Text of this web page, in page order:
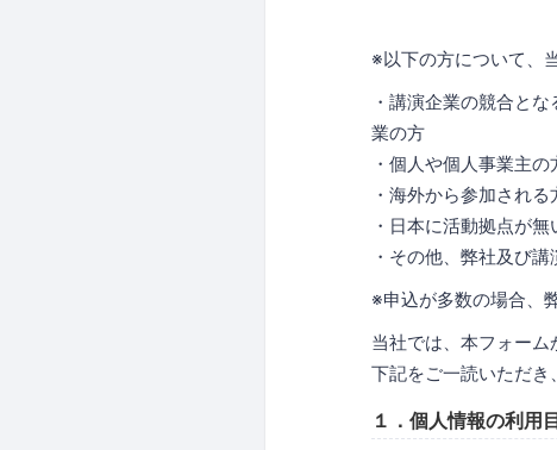
※以下の方について、
・講演企業の競合と
業の方
・個人や個人事業主の
・海外から参加される
・日本に活動拠点が
・その他、弊社及び
※申込が多数の場合、
当社では、本フォーム
下記をご一読いただき
１．個人情報の利用